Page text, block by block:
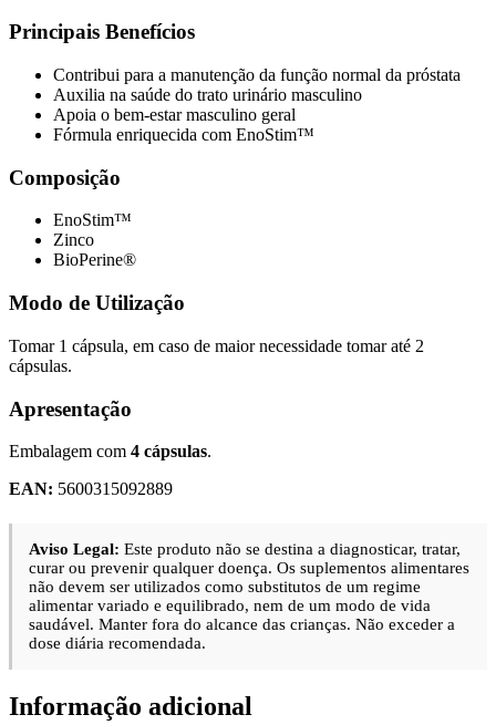
Principais Benefícios
Contribui para a manutenção da função normal da próstata
Auxilia na saúde do trato urinário masculino
Apoia o bem-estar masculino geral
Fórmula enriquecida com EnoStim™
Composição
EnoStim™
Zinco
BioPerine®
Modo de Utilização
Tomar 1 cápsula, em caso de maior necessidade tomar até 2
cápsulas.
Apresentação
Embalagem com 4 cápsulas.
EAN: 5600315092889
Aviso Legal: Este produto não se destina a diagnosticar, tratar,
curar ou prevenir qualquer doença. Os suplementos alimentares
não devem ser utilizados como substitutos de um regime
alimentar variado e equilibrado, nem de um modo de vida
saudável. Manter fora do alcance das crianças. Não exceder a
dose diária recomendada.
Informação adicional